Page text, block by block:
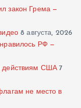
закон Грема —
8 августа, 2026
РФ —
действиям США 7
не место в